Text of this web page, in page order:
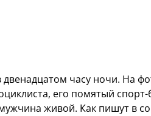
двенадцатом часу ночи. На
его помятый
живой. Как пишут в